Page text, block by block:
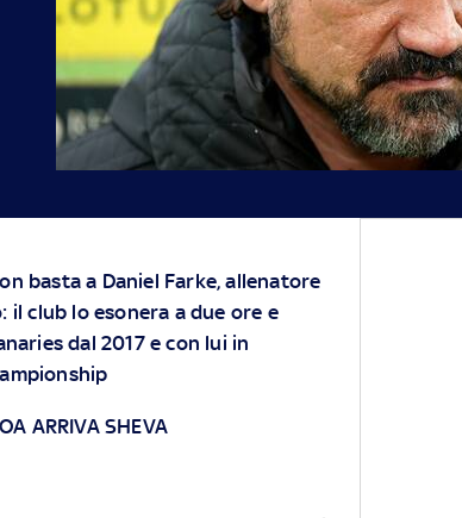
basta a Daniel Farke, allenatore
il club lo esonera a due ore e
dal 2017 e con lui in
ARRIVA SHEVA